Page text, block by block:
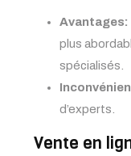
Avantages:
plus
spécialisés.
d’experts.
Vente en